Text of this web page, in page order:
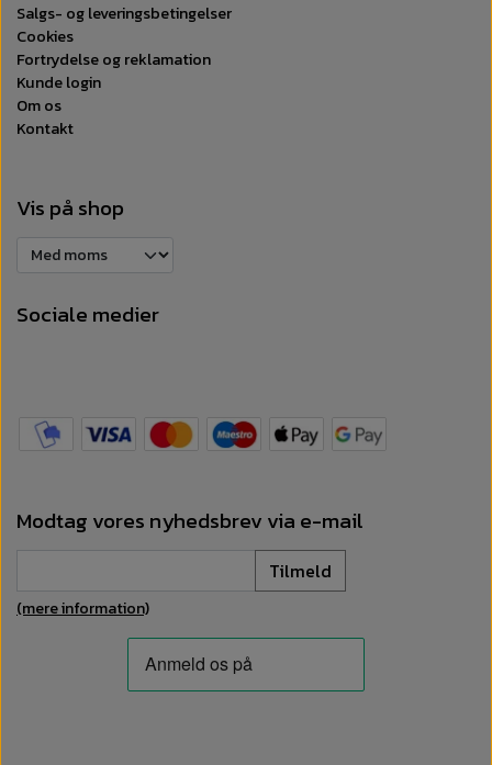
Salgs- og leveringsbetingelser
Cookies
Fortrydelse og reklamation
Kunde login
Om os
Kontakt
Vis på shop
Sociale medier
Modtag vores nyhedsbrev via e-mail
Tilmeld
(mere information)